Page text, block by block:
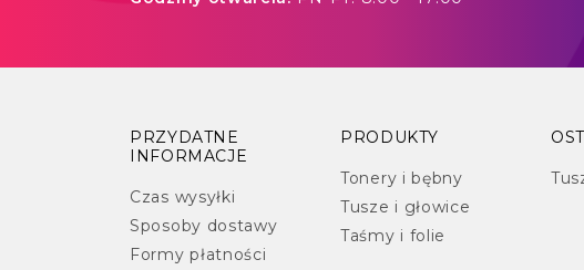
PRZYDATNE
INFORMACJE
Czas wysyłki
Sposoby dostawy
Formy płatności
PRODUKTY
Tonery i bębny
Tusze i głowice
Taśmy i folie